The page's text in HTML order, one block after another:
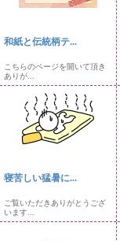
和紙と伝統柄テ...
こちらのページを開いて頂き
ありが...
寝苦しい猛暑に...
ご覧いただきありがとうござ
います...